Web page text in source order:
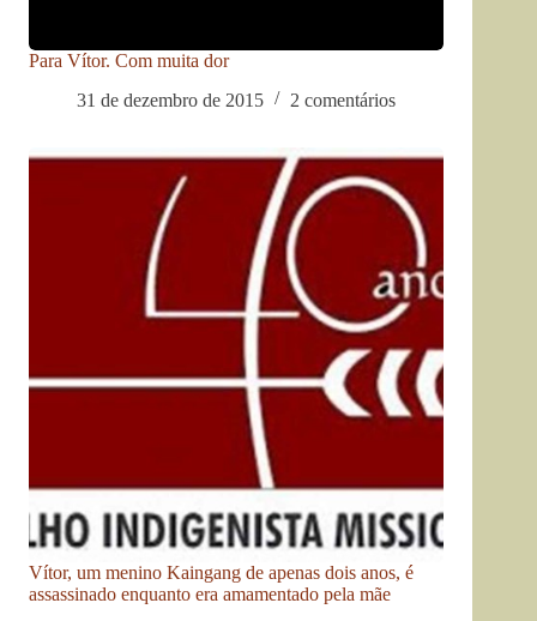
Para Vítor. Com muita dor
31 de dezembro de 2015
2 comentários
Vítor, um menino Kaingang de apenas dois anos, é
assassinado enquanto era amamentado pela mãe